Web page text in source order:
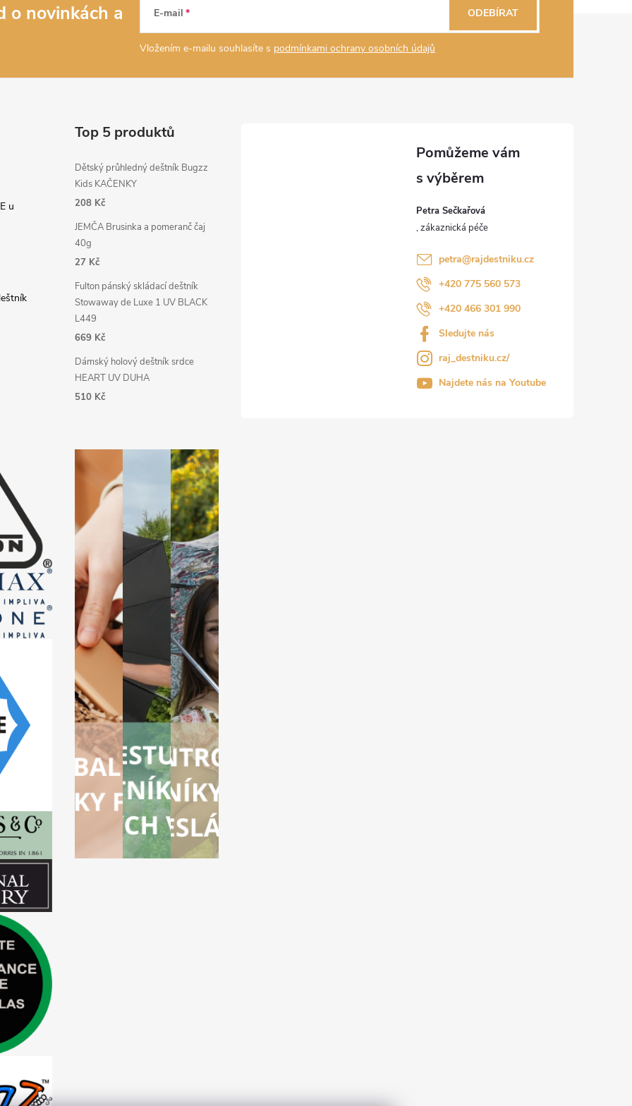
o novinkách a
E-mail
Vložením e-mailu souhlasíte s podmínkami ochrany osobních údajů
ODEBÍRAT
u
Top 5 produktů
Dětský průhledný deštník Bugzz
Kids KAČENKY
208 Kč
JEMČA Brusinka a pomeranč čaj
40g
27 Kč
Fulton pánský skládací deštník
Stowaway de Luxe 1 UV BLACK
L449
669 Kč
Dámský holový deštník srdce
HEART UV DUHA
510 Kč
Petra Sečkařová
petra@rajdestniku.cz
+420 775 560 573
+420 466 301 990
Sledujte nás
raj_destniku.cz/
Najdete nás na Youtube